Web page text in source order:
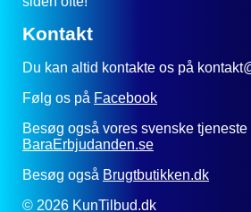
Kontakt
Du kan altid kontakte os på
Følg os på Facebook
Besøg også vores svenske tjeneste
BaraErbjudanden.se
Besøg også Brugtbutikken.dk
© 2026 KunTilbud.dk